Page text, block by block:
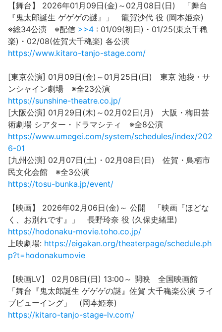
【舞台】 2026年01月09日(金)～02月08日(日) 「舞台
『鬼太郎誕生 ゲゲゲの謎』」 龍賀沙代 役 (岡本姫奈)
※総34公演 ※配信 >>4 : 01/09(初日)・01/25(東京千穐
楽)・02/08(佐賀大千穐楽) 各公演
https://www.kitaro-tanjo-stage.com/
[東京公演] 01月09日(金)～01月25日(日) 東京 池袋・サ
ンシャイン劇場 ※全23公演
https://sunshine-theatre.co.jp/
[大阪公演] 01月29日(木)～02月02日(月) 大阪・梅田芸
術劇場 シアター・ドラマシティ ※全8公演
https://www.umegei.com/system/schedules/index/202
6-01
[九州公演] 02月07日(土)・02月08日(日) 佐賀・鳥栖市
民文化会館 ※全3公演
https://tosu-bunka.jp/event/
【映画】 2026年02月06日(金)～ 公開 「映画『ほどな
く、お別れです』」 長野玲奈 役 (久保史緒里)
https://hodonaku-movie.toho.co.jp/
上映劇場: https://eigakan.org/theaterpage/schedule.ph
p?t=hodonakumovie
【映画LV】 02月08日(日) 13:00～ 開映 全国映画館
「舞台『鬼太郎誕生 ゲゲゲの謎』佐賀 大千穐楽公演 ライ
ブビューイング」 (岡本姫奈)
https://kitaro-tanjo-stage-lv.com/